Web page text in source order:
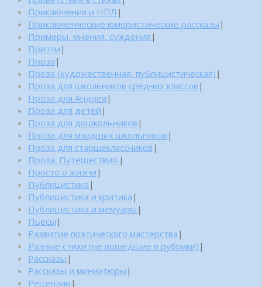
Приключения и НПЛ |
Приключенческие юмористические рассказы |
Примеры, мнения, суждения |
Притчи |
Проза |
Проза (художественная, публицистическая) |
Проза для школьников средних классов |
Проза для Андрея |
Проза для детей |
Проза для дошкольников |
Проза для младших школьников |
Проза для старшеклассников |
Проза. Путешествия. |
Просто о жизни |
Публицистика |
Публицистика и критика |
Публицистика и мемуары |
Пьесы |
Развитие поэтического мастерства |
Разные стихи (не вошедшие в рубрики) |
Рассказы |
Рассказы и миниатюры |
Рецензии |